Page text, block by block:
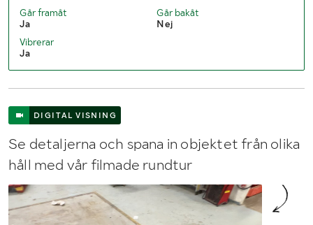
Går framåt
Ja
Går bakåt
Nej
Vibrerar
Ja
DIGITAL VISNING
Se detaljerna och spana in objektet från olika
håll med vår filmade rundtur